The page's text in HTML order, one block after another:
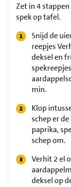
Zet in 4
spek op tafel.
Snijd de
reepjes
deksel en
min.
Klop
schep er
paprika,
schep om.
Verhit 2 el
deksel op